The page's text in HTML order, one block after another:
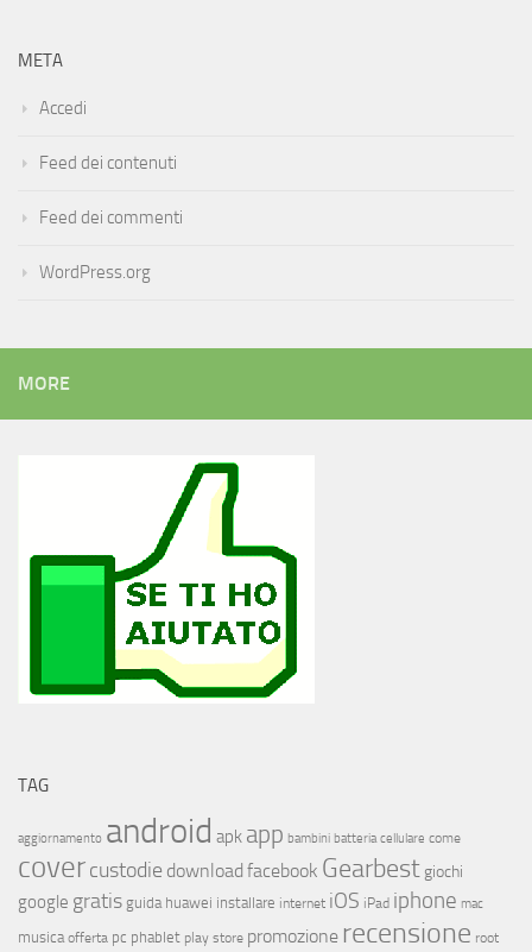
META
Accedi
Feed dei contenuti
Feed dei commenti
WordPress.org
MORE
TAG
aggiornamento android apk app bambini batteria cellulare come
covercustodie download facebook Gearbest giochi
google gratis guida huawei installare internet iOS iPad iphone mac
musica offerta pc phablet play store promozione recensione root